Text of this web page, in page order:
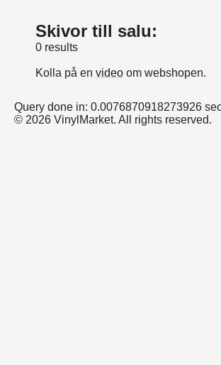
Skivor till salu:
0 results
Kolla på en video om webshopen.
Query done in: 0.0076870918273926
© 2026 VinylMarket. All rights reserved.